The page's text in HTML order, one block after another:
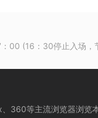
00 (16：30停止入场
360等主流浏览器浏览